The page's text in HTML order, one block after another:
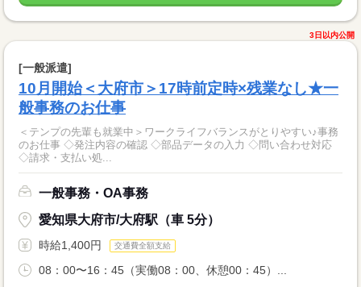
3日以内公開
[一般派遣]
10月開始＜大府市＞17時前定時×残業なし★一
般事務のお仕事
＜テンプの先輩も就業中＞ワークライフバランスがとりやすい♪事務
のお仕事 ◇発注内容の確認 ◇部品データの入力 ◇問い合わせ対応
◇請求・支払い処...
一般事務・OA事務
愛知県大府市/大府駅（車 5分）
時給1,400円 交通費全額支給
08：00〜16：45（実働08：00、休憩00：45）...